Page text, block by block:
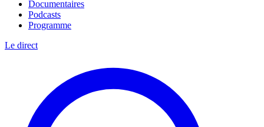
Documentaires
Podcasts
Programme
Le direct